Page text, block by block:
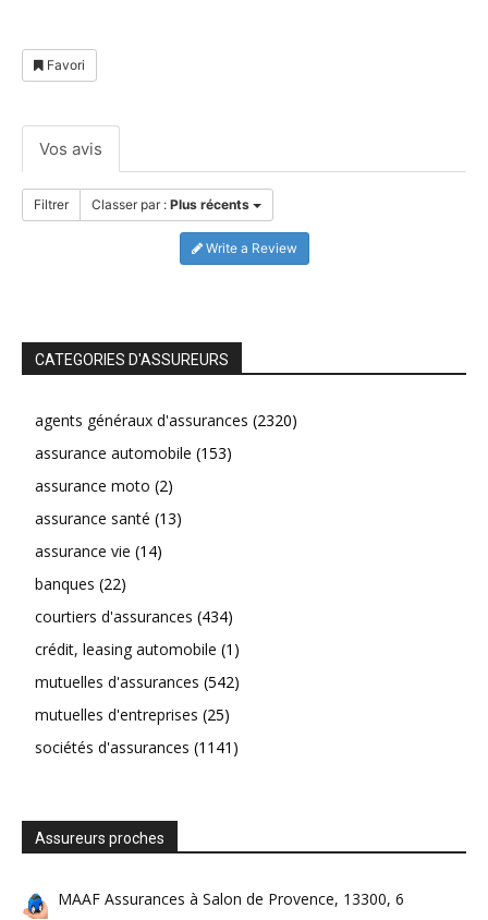
Favori
Vos avis
Filtrer Classer par : Plus récents
Write a Review
CATEGORIES D'ASSUREURS
agents généraux d'assurances (2320)
assurance automobile (153)
assurance moto (2)
assurance santé (13)
assurance vie (14)
banques (22)
courtiers d'assurances (434)
crédit, leasing automobile (1)
mutuelles d'assurances (542)
mutuelles d'entreprises (25)
sociétés d'assurances (1141)
Assureurs proches
MAAF Assurances à Salon de Provence, 13300, 6